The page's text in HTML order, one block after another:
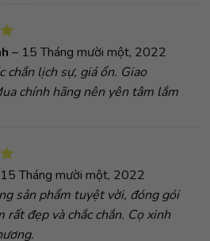
– 15 Tháng mười một, 2022
chắn lịch sự, giá ổn. Giao
chính hãng nên yên tâm lắm
15 Tháng mười một, 2022
sản phẩm tuyệt vời, đóng gói
rất đẹp và chắc chắn. Cọ xinh